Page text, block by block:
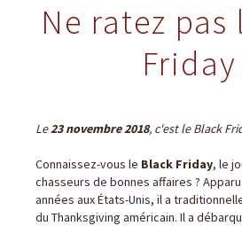
Ne ratez pas
Friday
Le23 novembre 2018, c'est le Black
Connaissez-vous le Black Friday, le
chasseurs de bonnes affaires ?
années aux États-Unis, il a
du Thanksgiving américain. Il a